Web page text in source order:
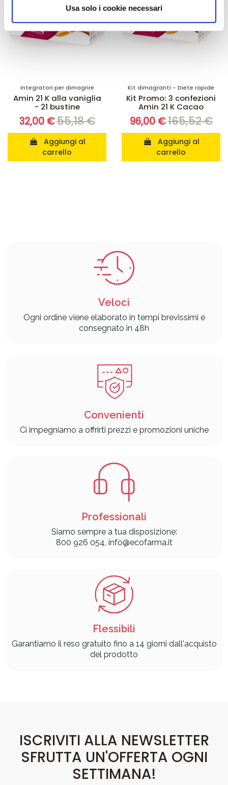
informazioni sul modo in cui utilizza il nostro sito con i
nostri partner che si occupano di analisi dei dati web,
pubblicità e social media, i quali potrebbero combinarle
con altre informazioni che ha fornito loro o che hanno
Usa solo i cookie necessari
Integratori per dimagrire
Amin 21 K alla vaniglia
- 21 bustine
32,00 €55,18 €
carrello
Kit dimagranti - Diete rapide
Kit Promo: 3 confezioni
Amin 21 K Cacao
96,00 €165,52 €
carrello
Veloci
Ogni ordine viene elaborato in tempi brevissimi e
consegnato in 48h
Convenienti
Ci impegniamo a offrirti prezzi e promozioni uniche
Professionali
Siamo sempre a tua disposizione:
800 926 054, info@ecofarma.it
Flessibili
Garantiamo il reso gratuito fino a 14 giorni dall'acquisto
del prodotto
ISCRIVITI ALLA NEWSLETTER
SFRUTTA UN'OFFERTA OGNI
SETTIMANA!